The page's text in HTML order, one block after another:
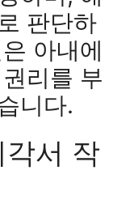
판단하
아내에
리를 부
니다.
서 작